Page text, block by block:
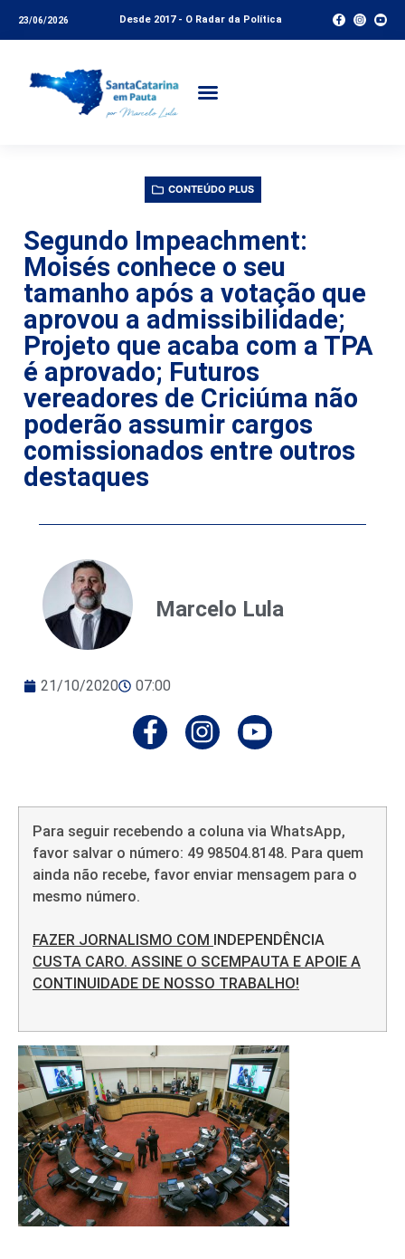
23/06/2026 Desde 2017 - O Radar da Política
CONTEÚDO PLUS
Segundo Impeachment:
Moisés conhece o seu
tamanho após a votação que
aprovou a admissibilidade;
Projeto que acaba com a TPA
é aprovado; Futuros
vereadores de Criciúma não
poderão assumir cargos
comissionados entre outros
destaques
Marcelo Lula
21/10/2020 07:00
Para seguir recebendo a coluna via WhatsApp,
favor salvar o número: 49 98504.8148. Para quem
ainda não recebe, favor enviar mensagem para o
mesmo número.
FAZER JORNALISMO COM
INDEPENDÊNCIA
CUSTA CARO. ASSINE O SCEMPAUTA E APOIE A
CONTINUIDADE DE NOSSO TRABALHO!